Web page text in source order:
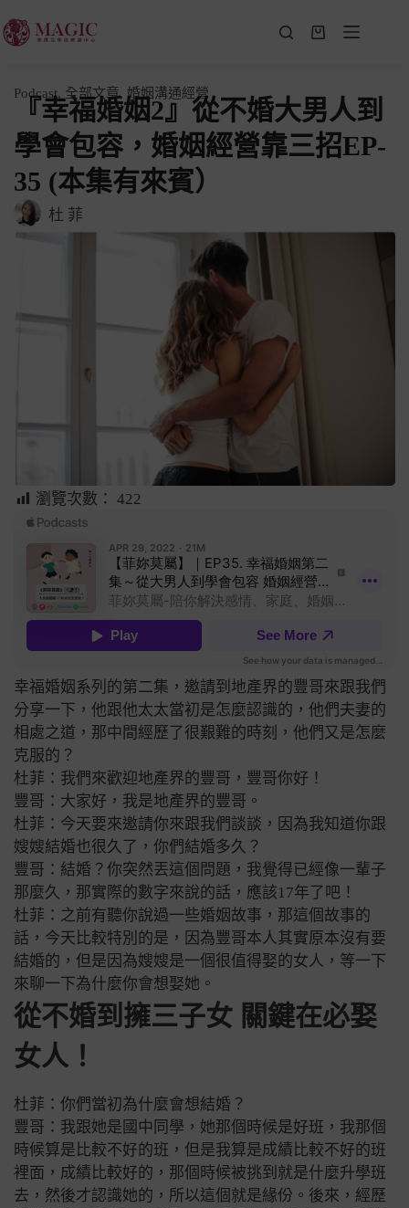
Podcast, 全部文章, 婚姻溝通經營
『幸福婚姻2』從不婚大男人到
學會包容，婚姻經營靠三招EP-
35 (本集有來賓）
杜 菲
瀏覽次數： 422
幸福婚姻系列的第二集，邀請到地產界的豐哥來跟我們
分享一下，他跟他太太當初是怎麼認識的，他們夫妻的
相處之道，那中間經歷了很艱難的時刻，他們又是怎麼
克服的？
杜菲：我們來歡迎地產界的豐哥，豐哥你好！
豐哥：大家好，我是地產界的豐哥。
杜菲：今天要來邀請你來跟我們談談，因為我知道你跟
嫂嫂結婚也很久了，你們結婚多久？
豐哥：結婚？你突然丟這個問題，我覺得已經像一輩子
那麼久，那實際的數字來說的話，應該17年了吧！
杜菲：之前有聽你說過一些婚姻故事，那這個故事的
話，今天比較特別的是，因為豐哥本人其實原本沒有要
結婚的，但是因為嫂嫂是一個很值得娶的女人，等一下
來聊一下為什麼你會想娶她。
從不婚到擁三子女 關鍵在必娶
女人！
杜菲：你們當初為什麼會想結婚？
豐哥：我跟她是國中同學，她那個時候是好班，我那個
時候算是比較不好的班，但是我算是成績比較不好的班
裡面，成績比較好的，那個時候被挑到就是什麼升學班
去，然後才認識她的，所以這個就是緣份。後來，經歷